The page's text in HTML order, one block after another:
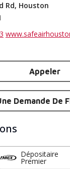
Rd, Houston
Appeler
Demande De
Dépositaire
Premier